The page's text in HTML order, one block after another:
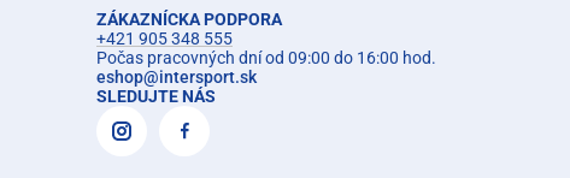
ZÁKAZNÍCKA PODPORA
+421 905 348 555
Počas pracovných dní od 09:00 do 16:00 hod.
eshop@intersport.sk
SLEDUJTE NÁS